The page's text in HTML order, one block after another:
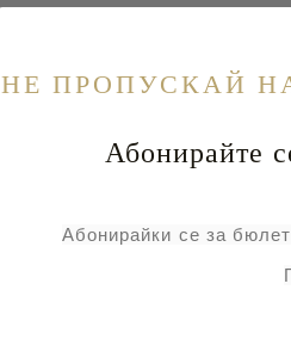
Обувки 9-29500-42-
НE ПРОПУСКАЙ
Абонирайте се
Абонирайки се за